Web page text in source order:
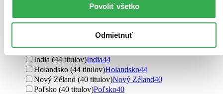
Povoliť všetko
Odmietnuť
Čína70
Izrael (67 titulov)Izrael67
Rusko46
Švédsko (44 titulov)Švédsko44
India (44 titulov)India44
Holandsko (44 titulov)Holandsko44
Nový Zéland (40 titulov)Nový Zéland40
Poľsko (40 titulov)Poľsko40